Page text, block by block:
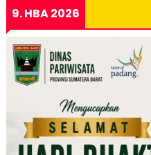
9. HBA 2026